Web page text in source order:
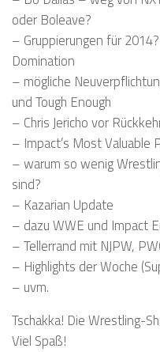
oder Boleave?
– Gruppierungen für
Domination
– mögliche
und Tough Enough
– Chris Jericho vor
– Impact’s Most Valuable
– warum so wenig
sind?
– Kazarian Update
– dazu WWE und Impact
– Tellerrand mit NJPW,
– Highlights der Woche
– uvm.
Tschakka! Die Wrestling-
Viel Spaß!